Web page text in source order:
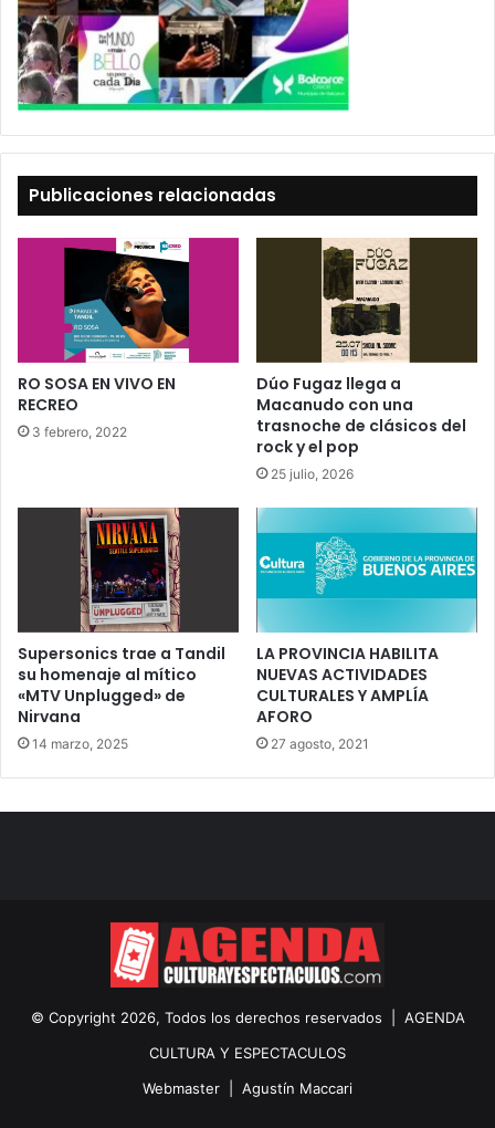
Publicaciones relacionadas
RO SOSA EN VIVO EN
RECREO
3 febrero, 2022
Dúo Fugaz llega a
Macanudo con una
trasnoche de clásicos del
rock y el pop
25 julio, 2026
Supersonics trae a Tandil
su homenaje al mítico
«MTV Unplugged» de
Nirvana
14 marzo, 2025
LA PROVINCIA HABILITA
NUEVAS ACTIVIDADES
CULTURALES Y AMPLÍA
AFORO
27 agosto, 2021
© Copyright 2026, Todos los derechos reservados | AGENDA
CULTURA Y ESPECTACULOS
Webmaster | Agustín Maccari